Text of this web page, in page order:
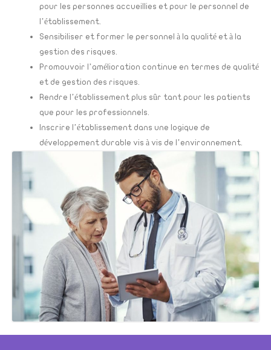
pour les personnes accueillies et pour le personnel de
l’établissement.
Sensibiliser et former le personnel à la qualité et à la
gestion des risques.
Promouvoir l’amélioration continue en termes de qualité
et de gestion des risques.
Rendre l’établissement plus sûr tant pour les patients
que pour les professionnels.
Inscrire l’établissement dans une logique de
développement durable vis à vis de l’environnement.